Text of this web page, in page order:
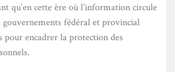
qu’en cette ère où l’information circule
gouvernements fédéral et provincial
pour encadrer la protection des